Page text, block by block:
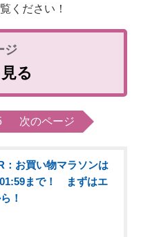
ください！
る
次のページ
：お買い物マラソンは
まで！ まずはエ
！